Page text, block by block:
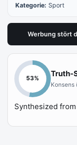
Kategorie: Sport
Werbung stört
53%
Truth-
Konsens
Synthesized from